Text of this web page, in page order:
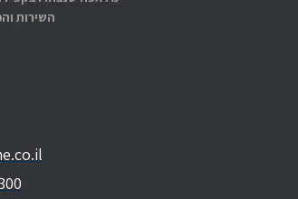
השירות